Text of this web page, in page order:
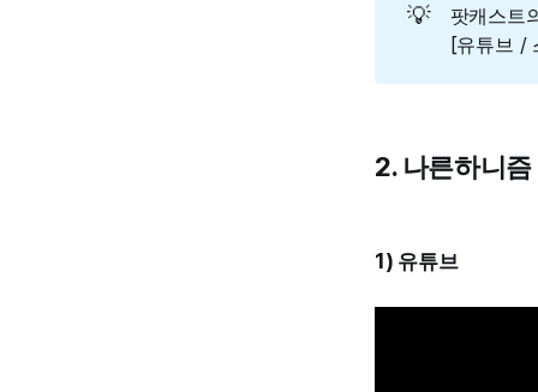
💡
팟캐스트
[유튜브 /
2. 나른하니
1) 유튜브